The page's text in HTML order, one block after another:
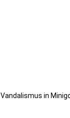
Vandalismus in